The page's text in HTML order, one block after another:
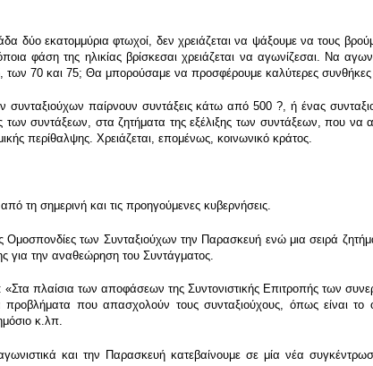
εκατομμύρια φτωχοί, δεν χρειάζεται να ψάξουμε να τους
φάση της ηλικίας βρίσκεσαι χρειάζεται να αγωνίζεσαι. Να
των 70 και 75; Θα μπορούσαμε να προσφέρουμε καλύτερες συνθήκες
παίρνουν συντάξεις κάτω από 500 ?, ή ένας
συντάξεων, στα ζητήματα της εξέλιξης των συντάξεων, που να
περίθαλψης. Χρειάζεται, επομένως, κοινωνικό κράτος.
τη σημερινή και τις προηγούμενες κυβερνήσεις.
Ομοσπονδίες των Συνταξιούχων την Παρασκευή ενώ μια σειρά
για την αναθεώρηση του Συντάγματος.
πλαίσια των αποφάσεων της Συντονιστικής Επιτροπής των
που απασχολούν τους συνταξιούχους, όπως είναι το
κ.λπ.
και την Παρασκευή κατεβαίνουμε σε μία νέα